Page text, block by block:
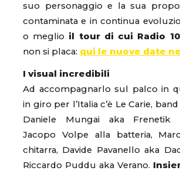
suo personaggio e la sua
contaminata e in continua
o meglio il tour di cui Radio
non si placa: qui le nuove date
I visual incredibili
Ad accompagnarlo sul palco in
in giro per l’Italia c’è Le Carie,
Daniele Mungai aka Frenetik
Jacopo Volpe alla batteria,
chitarra, Davide Pavanello aka
Riccardo Puddu aka Verano.